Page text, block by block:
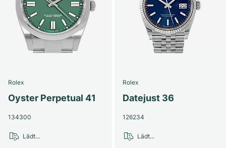
Rolex
Oyster Perpetual 41
134300
Lädt...
Rolex
Datejust 36
126234
Lädt...